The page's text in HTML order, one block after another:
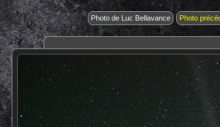
Photo de Luc Bellavance Photo